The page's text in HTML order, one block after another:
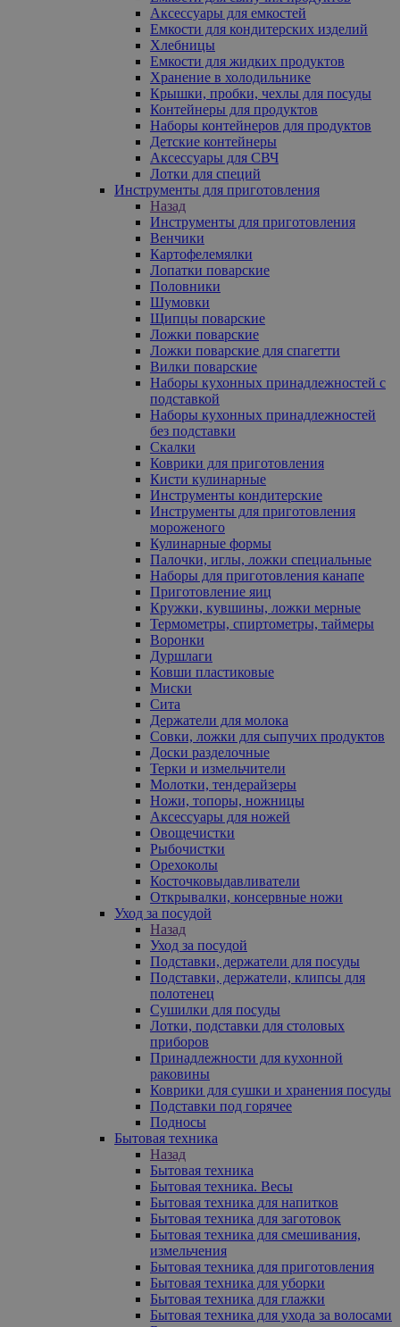
Аксессуары для емкостей
Емкости для кондитерских изделий
Хлебницы
Емкости для жидких продуктов
Хранение в холодильнике
Крышки, пробки, чехлы для посуды
Контейнеры для продуктов
Наборы контейнеров для продуктов
Детские контейнеры
Аксессуары для СВЧ
Лотки для специй
Инструменты для приготовления
Назад
Инструменты для приготовления
Венчики
Картофелемялки
Лопатки поварские
Половники
Шумовки
Щипцы поварские
Ложки поварские
Ложки поварские для спагетти
Вилки поварские
Наборы кухонных принадлежностей с
подставкой
Наборы кухонных принадлежностей
без подставки
Скалки
Коврики для приготовления
Кисти кулинарные
Инструменты кондитерские
Инструменты для приготовления
мороженого
Кулинарные формы
Палочки, иглы, ложки специальные
Наборы для приготовления канапе
Приготовление яиц
Кружки, кувшины, ложки мерные
Термометры, спиртометры, таймеры
Воронки
Дуршлаги
Ковши пластиковые
Миски
Сита
Держатели для молока
Совки, ложки для сыпучих продуктов
Доски разделочные
Терки и измельчители
Молотки, тендерайзеры
Ножи, топоры, ножницы
Аксессуары для ножей
Овощечистки
Рыбочистки
Орехоколы
Косточковыдавливатели
Открывалки, консервные ножи
Уход за посудой
Назад
Уход за посудой
Подставки, держатели для посуды
Подставки, держатели, клипсы для
полотенец
Сушилки для посуды
Лотки, подставки для столовых
приборов
Принадлежности для кухонной
раковины
Коврики для сушки и хранения посуды
Подставки под горячее
Подносы
Бытовая техника
Назад
Бытовая техника
Бытовая техника. Весы
Бытовая техника для напитков
Бытовая техника для заготовок
Бытовая техника для смешивания,
измельчения
Бытовая техника для приготовления
Бытовая техника для уборки
Бытовая техника для глажки
Бытовая техника для ухода за волосами